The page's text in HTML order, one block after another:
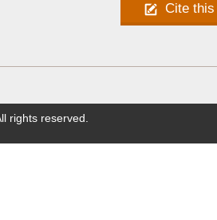
Cite this
rights reserved.